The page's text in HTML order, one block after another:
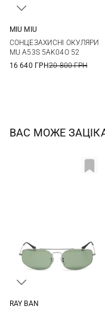
MIU MIU
СОНЦЕЗАХИСНІ ОКУЛЯРИ
MU A53S 5AK04O 52
16 640 ГРН20 800 ГРН
ВАС МОЖЕ
RAY BAN